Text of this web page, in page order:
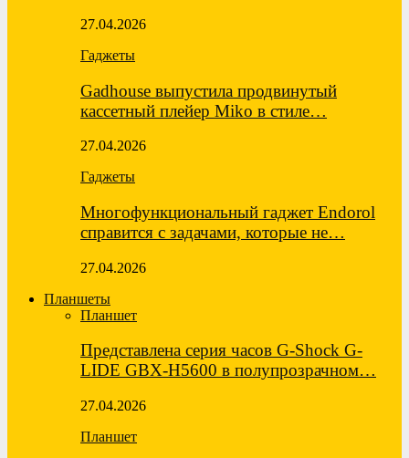
27.04.2026
Гаджеты
Gadhouse выпустила продвинутый
кассетный плейер Miko в стиле…
27.04.2026
Гаджеты
Многофункциональный гаджет Endorol
справится с задачами, которые не…
27.04.2026
Планшеты
Планшет
Представлена серия часов G-Shock G-
LIDE GBX-H5600 в полупрозрачном…
27.04.2026
Планшет